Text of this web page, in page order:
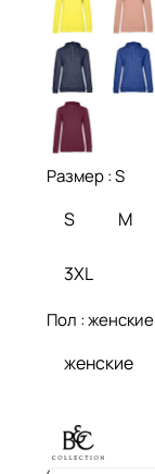
Размер :S
S M
3XL
Пол :женские
женские